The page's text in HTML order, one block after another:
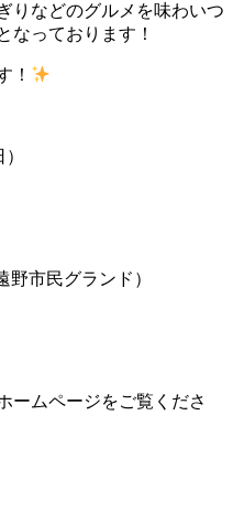
りなどのグルメを味わいつ
なっております！
！
市民グランド）
ームページをご覧くださ